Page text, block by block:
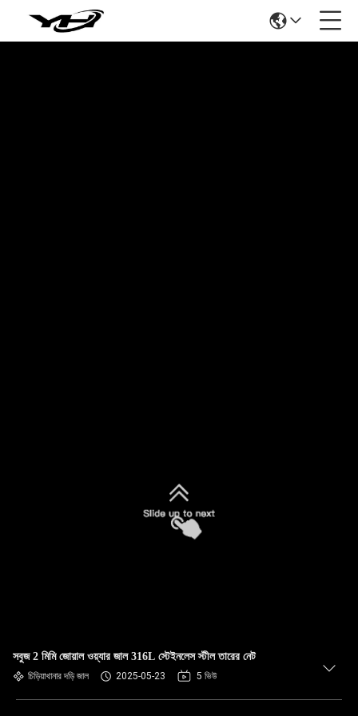
সবুজ 2 মিমি জোয়াল ওয়্যার জাল 316L স্টেইনলেস স্টীল তারের নেট
চিড়িয়াখানার দড়ি জাল 2025-05-23 5 ভিউ